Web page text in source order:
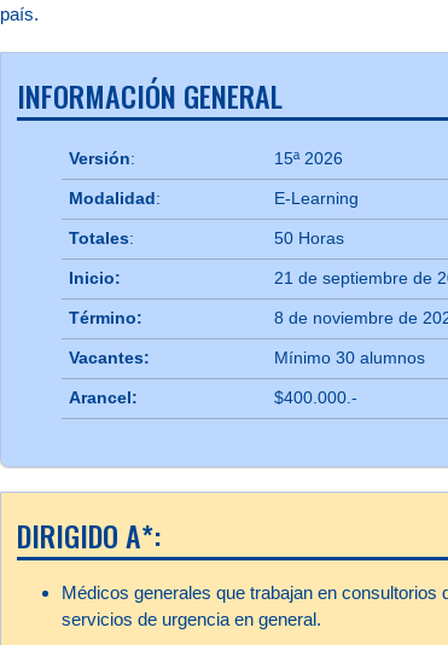
país.
INFORMACIÓN GENERAL
Versión: 15ª 2026
Modalidad : E-Learning
Totales: 50 Horas
Inicio: 21 de septiembre de
Término: 8 de noviembre de
Vacantes: Mínimo 30 alumnos
Arancel: $400.000.-
DIRIGIDO A*:
Médicos generales que trabajan en consultorios
servicios de urgencia en general.